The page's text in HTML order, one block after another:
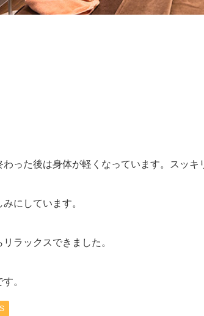
った後は身体が軽くなっています。スッキ
にしています。
ラックスできました。
。